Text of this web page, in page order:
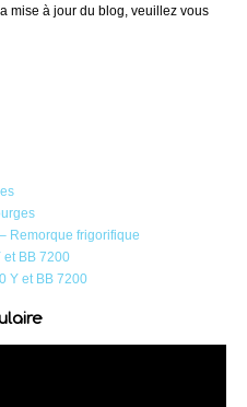
mise à jour du blog, veuillez vous
Remorque frigorifique
et BB 7200
Y et BB 7200